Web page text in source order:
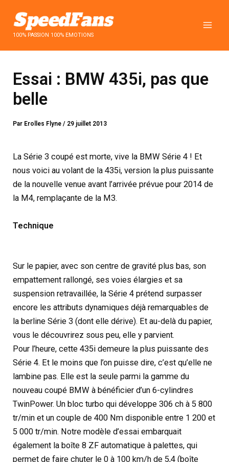
contenu100% PASSION 100% EMOTIONS
Essai : BMW 435i, pas que
belle
Par Erolles Flyne/ 29 juillet 2013
La Série 3 coupé est morte, vive la BMW Série 4 ! Et
nous voici au volant de la 435i, version la plus puissante
de la nouvelle venue avant l’arrivée prévue pour 2014 de
la M4, remplaçante de la M3.
Technique
Sur le papier, avec son centre de gravité plus bas, son
empattement rallongé, ses voies élargies et sa
suspension retravaillée, la Série 4 prétend surpasser
encore les attributs dynamiques déjà remarquables de
la berline Série 3 (dont elle dérive). Et au-delà du papier,
vous le découvrirez sous peu, elle y parvient.
Pour l’heure, cette 435i demeure la plus puissante des
Série 4. Et le moins que l’on puisse dire, c’est qu’elle ne
lambine pas. Elle est la seule parmi la gamme du
nouveau coupé BMW à bénéficier d’un 6-cylindres
TwinPower. Un bloc turbo qui développe 306 ch à 5 800
tr/min et un couple de 400 Nm disponible entre 1 200 et
5 000 tr/min. Notre modèle d’essai embarquait
également la boîte 8 ZF automatique à palettes, qui
permet de faire chuter le 0 à 100 km/h de 5,4 (boîte